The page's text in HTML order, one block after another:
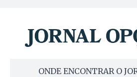
ONDE ENCONTRAR O